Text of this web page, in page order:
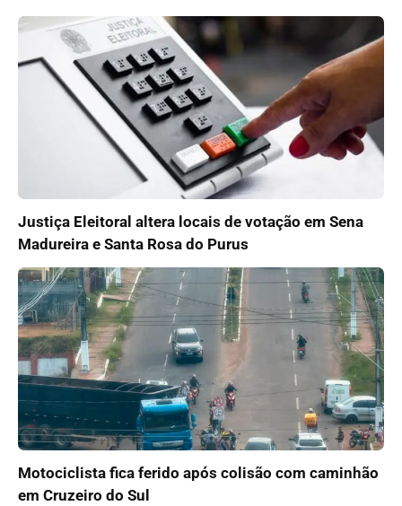
Justiça Eleitoral altera locais de votação em Sena
Madureira e Santa Rosa do Purus
Motociclista fica ferido após colisão com caminhão
em Cruzeiro do Sul